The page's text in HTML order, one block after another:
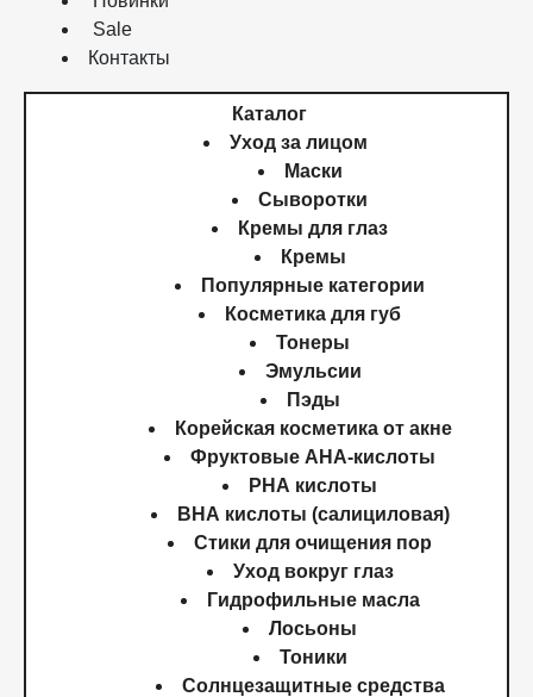
Sale
Контакты
Каталог
Уход за лицом
Маски
Сыворотки
Кремы для глаз
Кремы
Популярные категории
Косметика для губ
Тонеры
Эмульсии
Пэды
Корейская косметика от акне
Фруктовые AHA-кислоты
PHA кислоты
BHA кислоты (салициловая)
Стики для очищения пор
Уход вокруг глаз
Гидрофильные масла
Лосьоны
Тоники
Солнцезащитные средства